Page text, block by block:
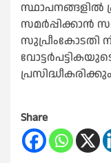
സ്ഥാപനങ്ങളില്‍
സമർപ്പിക്കാൻ
സുപ്രീംകോടതി
Share